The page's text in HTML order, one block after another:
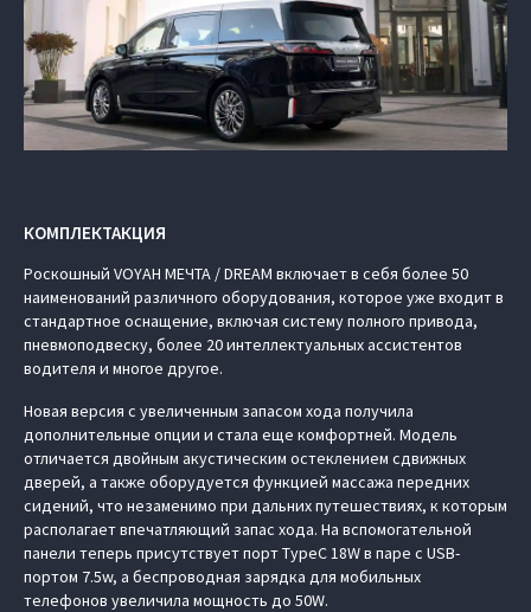
КОМПЛЕКТАКЦИЯ
Роскошный VOYAH МЕЧТА / DREAM включает в себя более 50
наименований различного оборудования, которое уже входит в
стандартное оснащение, включая систему полного привода,
пневмоподвеску, более 20 интеллектуальных ассистентов
водителя и многое другое.
Новая версия с увеличенным запасом хода получила
дополнительные опции и стала еще комфортней. Модель
отличается двойным акустическим остеклением сдвижных
дверей, а также оборудуется функцией массажа передних
сидений, что незаменимо при дальних путешествиях, к которым
располагает впечатляющий запас хода. На вспомогательной
панели теперь присутствует порт TypeC 18W в паре с USB-
портом 7.5w, а беспроводная зарядка для мобильных
телефонов увеличила мощность до 50W.